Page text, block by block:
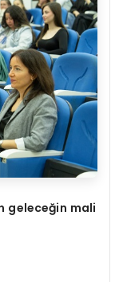
geleceğin mali